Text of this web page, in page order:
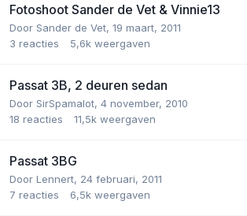
Fotoshoot Sander de Vet & Vinnie13
Door Sander de Vet, 19 maart, 2011
3 reacties 5,6k weergaven
Passat 3B, 2 deuren sedan
Door SirSpamalot, 4 november, 2010
18 reacties 11,5k weergaven
Passat 3BG
Door Lennert, 24 februari, 2011
7 reacties 6,5k weergaven